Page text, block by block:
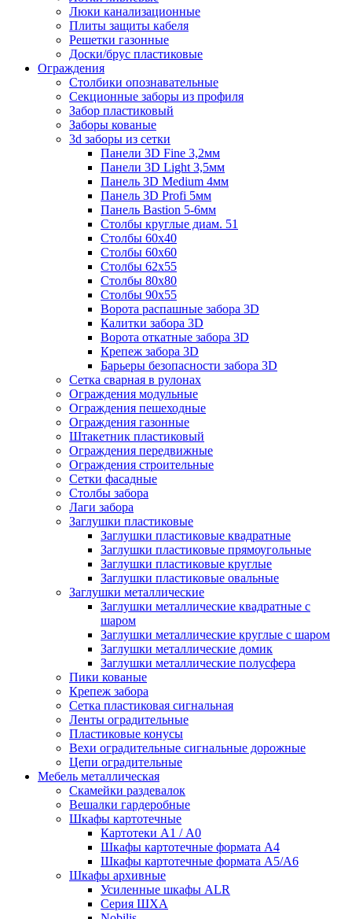
Люки канализационные
Плиты защиты кабеля
Решетки газонные
Доски/брус пластиковые
Ограждения
Столбики опознавательные
Секционные заборы из профиля
Забор пластиковый
Заборы кованые
3d заборы из сетки
Панели 3D Fine 3,2мм
Панели 3D Light 3,5мм
Панель 3D Medium 4мм
Панель 3D Profi 5мм
Панель Bastion 5-6мм
Столбы круглые диам. 51
Столбы 60х40
Столбы 60х60
Столбы 62х55
Столбы 80х80
Столбы 90х55
Ворота распашные забора 3D
Калитки забора 3D
Ворота откатные забора 3D
Крепеж забора 3D
Барьеры безопасности забора 3D
Сетка сварная в рулонах
Ограждения модульные
Ограждения пешеходные
Ограждения газонные
Штакетник пластиковый
Ограждения передвижные
Ограждения строительные
Сетки фасадные
Столбы забора
Лаги забора
Заглушки пластиковые
Заглушки пластиковые квадратные
Заглушки пластиковые прямоугольные
Заглушки пластиковые круглые
Заглушки пластиковые овальные
Заглушки металлические
Заглушки металлические квадратные с
шаром
Заглушки металлические круглые с шаром
Заглушки металлические домик
Заглушки металлические полусфера
Пики кованые
Крепеж забора
Сетка пластиковая сигнальная
Ленты оградительные
Пластиковые конусы
Вехи оградительные сигнальные дорожные
Цепи оградительные
Мебель металлическая
Скамейки раздевалок
Вешалки гардеробные
Шкафы картотечные
Картотеки А1 / А0
Шкафы картотечные формата А4
Шкафы картотечные формата А5/А6
Шкафы архивные
Усиленные шкафы ALR
Серия ШХА